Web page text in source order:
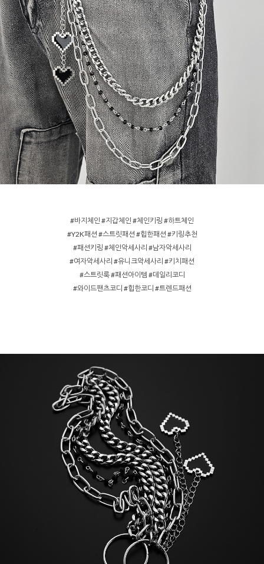
#바지체인 #지갑체인 #체인키링 #하트체인
#Y2K패션 #스트릿패션 #힙한패션 #키링추천
#패션키링 #체인악세사리 #남자악세사리
#여자악세사리 #유니크악세사리 #키치패션
#스트릿룩 #패션아이템 #데일리코디
#와이드팬츠코디 #힙한코디 #트렌드패션